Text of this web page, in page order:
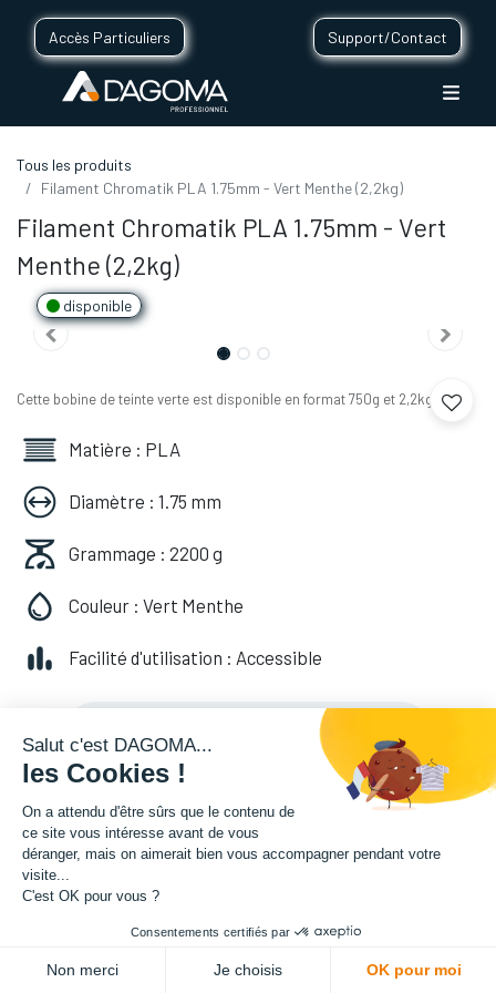
Accès Particuliers Support/Contact
Tous les produits
Filament Chromatik PLA 1.75mm - Vert Menthe (2,2kg)
Filament Chromatik PLA 1.75mm - Vert
Menthe (2,2kg)
disponible
Cette bobine de teinte verte est disponible en format 750g et 2,2kg.
Matière : PLA
Diamètre : 1.75 mm
Grammage : 2200 g
Couleur : Vert Menthe
Facilité d'utilisation : Accessible
49,99€HT
(49,99 TVA comprise)
Salut c'est DAGOMA...
les Cookies !
On a attendu d'être sûrs que le contenu de
ce site vous intéresse avant de vous
déranger, mais on aimerait bien vous accompagner pendant votre
visite...
C'est OK pour vous ?
Consentements certifiés par
Non merci Je choisis OK pour moi